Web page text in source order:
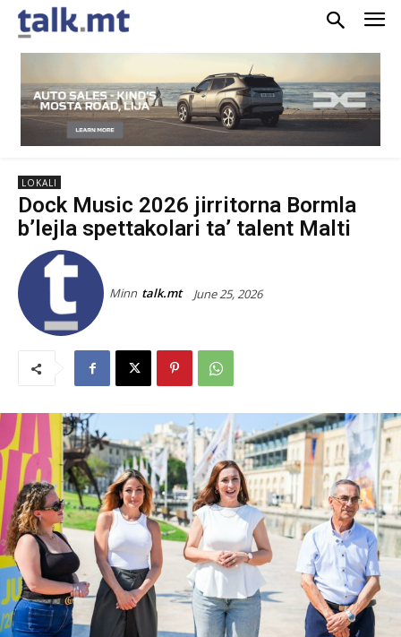
LOKALI
Dock Music 2026 jirritorna Bormla
b’lejla spettakolari ta’ talent Malti
Minn talk.mt June 25, 2026